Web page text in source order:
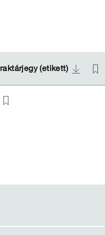
raktárjegy (etikett)
raktárjegy (etikett)